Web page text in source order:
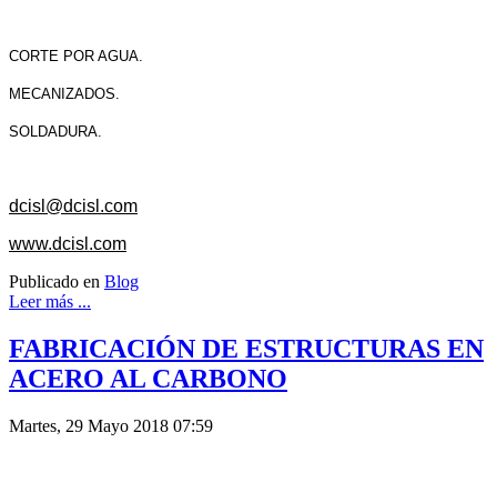
CORTE POR AGUA.
MECANIZADOS.
SOLDADURA.
dcisl@dcisl.com
www.dcisl.com
Publicado en Blog
Leer más ...
FABRICACIÓN DE ESTRUCTURAS EN
ACERO AL CARBONO
Martes, 29 Mayo 2018 07:59